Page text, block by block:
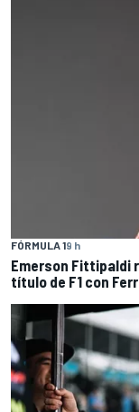
FÓRMULA 19 h
Emerson Fittipaldi
título de F1 con